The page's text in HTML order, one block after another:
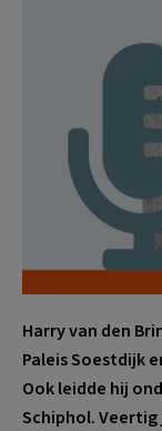
Harry van den
Paleis Soestdijk
Ook leidde hij
Schiphol.